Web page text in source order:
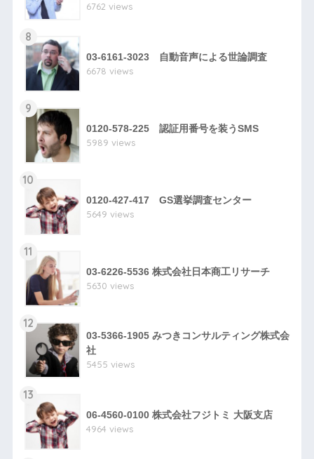
6762 views
8
03-6161-3023 自動音声による世論調査
6678 views
9
0120-578-225 認証用番号を装うSMS
5989 views
10
0120-427-417 GS選挙調査センター
5649 views
11
03-6226-5536 株式会社日本商工リサーチ
5630 views
12
03-5366-1905 みつきコンサルティング株式会
社
5455 views
13
06-4560-0100 株式会社フジトミ 大阪支店
4964 views